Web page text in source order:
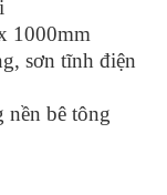
1000mm
sơn tĩnh điện
nền bê tông